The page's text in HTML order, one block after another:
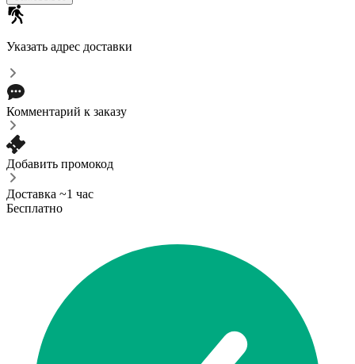
Указать адрес доставки
Комментарий к заказу
Добавить промокод
Доставка ~1 час
Бесплатно